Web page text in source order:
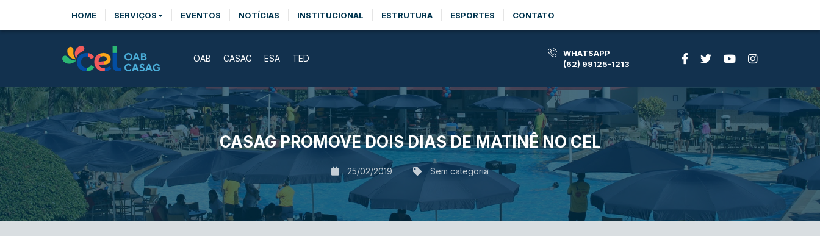
HOME SERVIÇOS EVENTOS NOTÍCIAS INSTITUCIONAL ESTRUTURA ESPORTES CONTATO
OAB CASAG ESA TED
WHATSAPP
(62) 99125-1213
CASAG PROMOVE DOIS DIAS DE MATINÊ NO CEL
25/02/2019 Sem categoria